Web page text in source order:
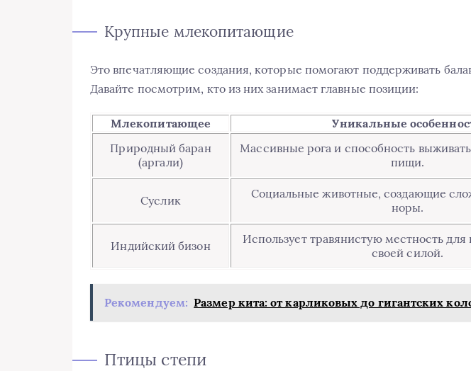
Крупные млекопитающие
Это впечатляющие создания, которые помогают поддерживать
Давайте посмотрим, кто из них занимает главные позиции:
Млекопитающее
Уникальные
Природный баран
(аргали)
Массивные рога и способность
пищи.
Суслик
Социальные животные, создающие
норы.
Индийский бизон
Использует травянистую местность для
своей силой.
Рекомендуем: Размер кита: от карликовых до гигантских
Птицы степи